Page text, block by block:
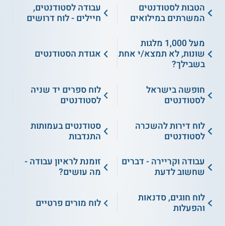
הטבות לסטודנטים
המשרתים במילואים
עבודה לסטודנטים,
חיילים - לוח דרושים
מעל 1,000 מלגות
שונות, לא תמצא/י אחת
בשבילך?
אגודת הסטודנטים
חופשה בישראל
לסטודנטים
לוח ספרים יד שניה
לסטודנטים
לוח דירות להשכרה
לסטודנטים
סטודנטים בעמותות
התנדבות
עבודה וקריירה - דברים
שחשוב לדעת
זומנת לראיון עבודה -
מה עושים?
לוח חוגים, סדנאות
והפעלות
לוח מורים פרטיים